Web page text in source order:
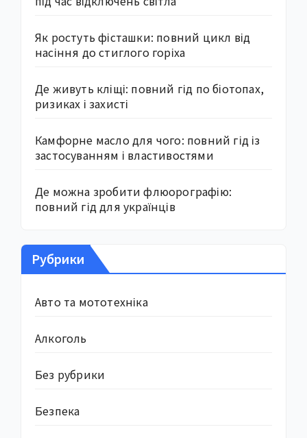
Як ростуть фісташки: повний цикл від
насіння до стиглого горіха
Де живуть кліщі: повний гід по біотопах,
ризиках і захисті
Камфорне масло для чого: повний гід із
застосуванням і властивостями
Де можна зробити флюорографію:
повний гід для українців
Рубрики
Авто та мототехніка
Алкоголь
Без рубрики
Безпека